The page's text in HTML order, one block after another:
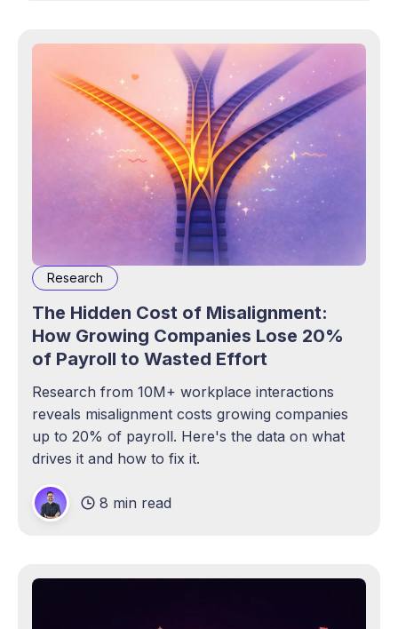
Research
The Hidden Cost of Misalignment:
How Growing Companies Lose 20%
of Payroll to Wasted Effort
Research from 10M+ workplace interactions
reveals misalignment costs growing companies
up to 20% of payroll. Here's the data on what
drives it and how to fix it.
8 min read